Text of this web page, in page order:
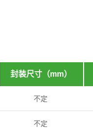
封装尺寸（mm）
不定
不定